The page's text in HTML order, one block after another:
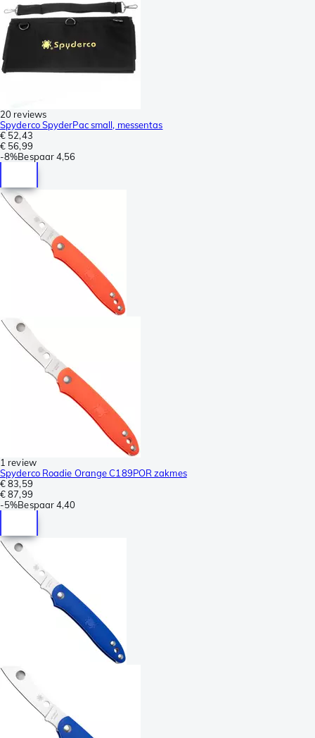
20 reviews
Spyderco SpyderPac small, messentas
€ 52,43
€ 56,99
-8%Bespaar4,56
1 review
Spyderco Roadie Orange C189POR zakmes
€ 83,59
€ 87,99
-5%Bespaar4,40